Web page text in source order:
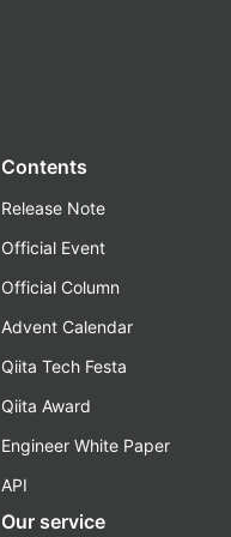
Contents
Release Note
Official Event
Official Column
Advent Calendar
Qiita Tech Festa
Qiita Award
Engineer White Paper
API
Our service